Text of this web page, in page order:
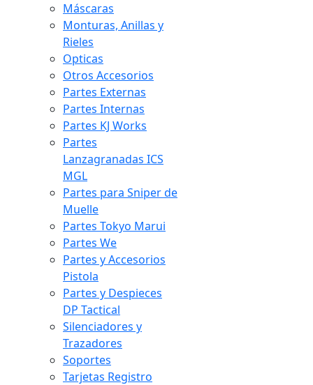
Máscaras
Monturas, Anillas y
Rieles
Opticas
Otros Accesorios
Partes Externas
Partes Internas
Partes KJ Works
Partes
Lanzagranadas ICS
MGL
Partes para Sniper de
Muelle
Partes Tokyo Marui
Partes We
Partes y Accesorios
Pistola
Partes y Despieces
DP Tactical
Silenciadores y
Trazadores
Soportes
Tarjetas Registro